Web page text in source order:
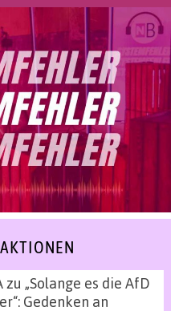
zu „Solange es die AfD
Gedenken an